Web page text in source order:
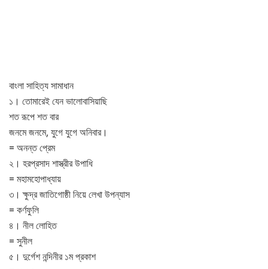
বাংলা সাহিত্য সামাধান
১। তোমারেই যেন ভালোবাসিয়াছি
শত রূপে শত বার
জনমে জনমে, যুগে যুগে অনিবার।
= অনন্ত প্রেম
২। হরপ্রসাদ শাস্ত্রীর উপাধি
= মহামহোপাধ্যায়
৩। ক্ষুদ্র জাতিগোষ্ঠী নিয়ে লেখা উপন্যাস
= কর্ণফুলি
৪। নীল লোহিত
= সুনীল
৫। দুর্গেশ নন্দিনীর ১ম প্রকাশ